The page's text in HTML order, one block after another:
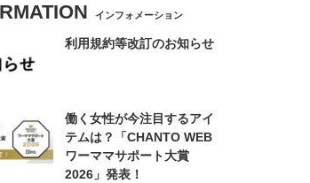
インフォメーション
利用規約等改訂のお知らせ
働く女性が今注目するアイ
テムは？「CHANTO WEB
ワーママサポート大賞
2026」発表！